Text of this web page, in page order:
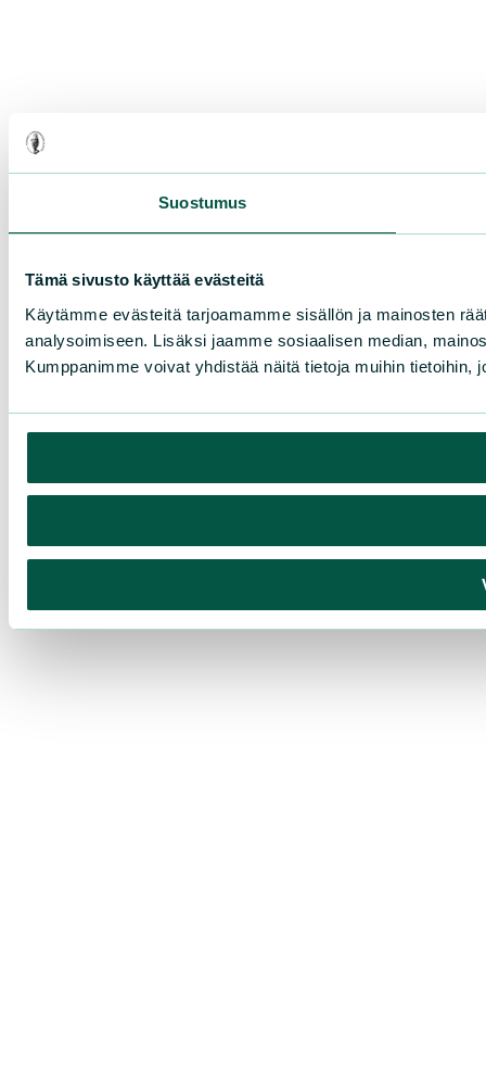
Suostumus
Tämä sivusto käyttää evästeitä
Käytämme evästeitä tarjoamamme sisällön ja mainosten
analysoimiseen. Lisäksi jaamme sosiaalisen median,
Kumppanimme voivat yhdistää näitä tietoja muihin tietoihin,